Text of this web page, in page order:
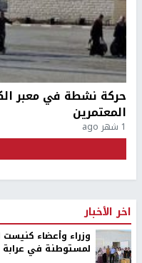
حركة نشطة في معبر
المعتمرين
1 شهر ago
اخر الأخبار
وزراء وأعضاء
لمستوطنة في